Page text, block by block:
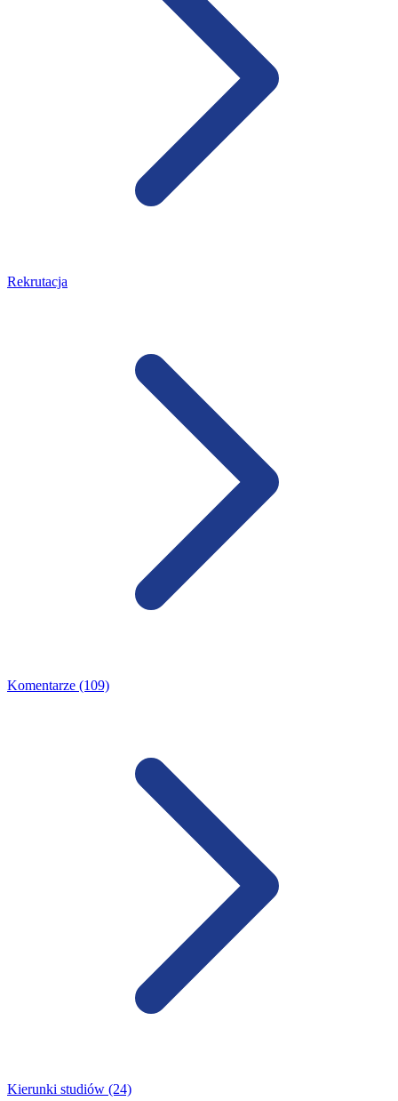
Rekrutacja
Komentarze (109)
Kierunki studiów (24)